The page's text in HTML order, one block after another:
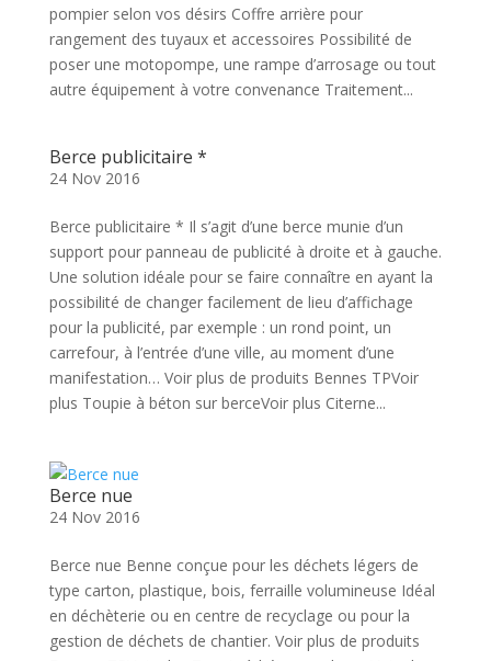
pompier selon vos désirs Coffre arrière pour
rangement des tuyaux et accessoires Possibilité de
poser une motopompe, une rampe d’arrosage ou tout
autre équipement à votre convenance Traitement...
Berce publicitaire *
24 Nov 2016
Berce publicitaire * Il s’agit d’une berce munie d’un
support pour panneau de publicité à droite et à gauche.
Une solution idéale pour se faire connaître en ayant la
possibilité de changer facilement de lieu d’affichage
pour la publicité, par exemple : un rond point, un
carrefour, à l’entrée d’une ville, au moment d’une
manifestation… Voir plus de produits Bennes TPVoir
plus Toupie à béton sur berceVoir plus Citerne...
Berce nue
24 Nov 2016
Berce nue Benne conçue pour les déchets légers de
type carton, plastique, bois, ferraille volumineuse Idéal
en déchèterie ou en centre de recyclage ou pour la
gestion de déchets de chantier. Voir plus de produits